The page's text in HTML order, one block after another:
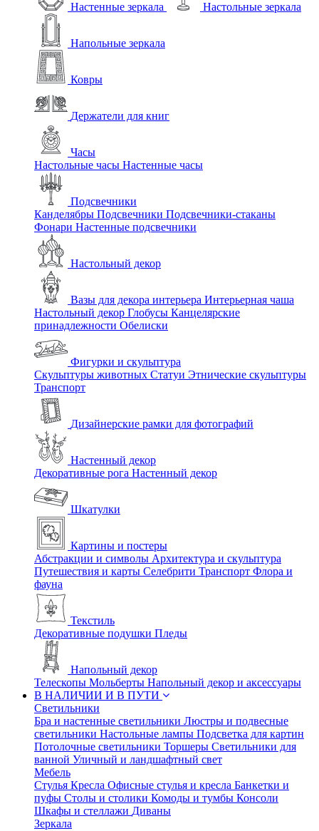
Настенные зеркала Настольные зеркала
Напольные зеркала
Ковры
Держатели для книг
Часы
Настольные часы Настенные часы
Подсвечники
Канделябры Подсвечники Подсвечники-стаканы
Фонари Настенные подсвечники
Настольный декор
Вазы для декора интерьера Интерьерная чаша
Настольный декор Глобусы Канцелярские
принадлежности Обелиски
Фигурки и скульптура
Скульптуры животных Статуи Этнические скульптуры
Транспорт
Дизайнерские рамки для фотографий
Настенный декор
Декоративные рога Настенный декор
Шкатулки
Картины и постеры
Абстракции и символы Архитектура и скульптура
Путешествия и карты Селебрити Транспорт Флора и
фауна
Текстиль
Декоративные подушки Пледы
Напольный декор
Телескопы Мольберты Напольный декор и аксессуары
В НАЛИЧИИ И В ПУТИ
Светильники
Бра и настенные светильники Люстры и подвесные
светильники Настольные лампы Подсветка для картин
Потолочные светильники Торшеры Светильники для
ванной Уличный и ландшафтный свет
Мебель
Стулья Кресла Офисные стулья и кресла Банкетки и
пуфы Столы и столики Комоды и тумбы Консоли
Шкафы и стеллажи Диваны
Зеркала